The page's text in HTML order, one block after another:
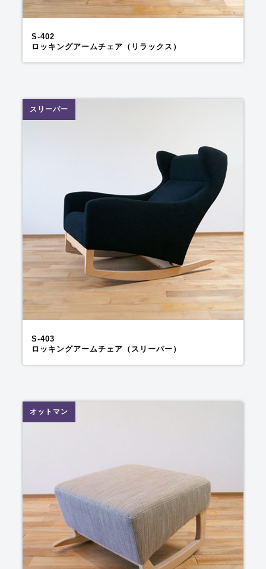
S-402
ロッキングアームチェア（リラックス）
スリーパー
S-403
ロッキングアームチェア（スリーパー）
オットマン